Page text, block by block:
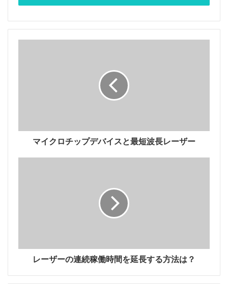
シングルモードファイバーを効率的に結合するための最
も重要な条件は、注入条件（またはモードフィールドマ
場分布（振幅と位相）を持ちます。 繊維、および最高
て、エアリースポット回折光フィールドとファイバー端
面のモード面との差を最小化することです。
マイクロチップデバイスと最短波長レーザー
レーザーの連続稼働時間を延長する方法は？